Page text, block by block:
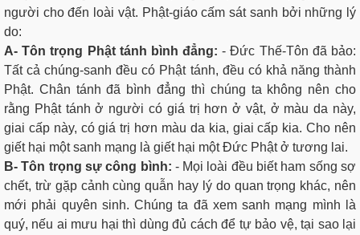
người cho đến loài vật. Phật-giáo cấm sát sanh bởi những lý
do:
A- Tôn trọng Phật tánh bình đẳng: - Ðức Thế-Tôn đã bảo:
Tất cả chúng-sanh đều có Phật tánh, đều có khả năng thành
Phật. Chân tánh đã bình đẳng thì chúng ta không nên cho
rằng Phật tánh ở người có giá trị hơn ở vật, ở màu da này,
giai cấp này, có giá trị hơn màu da kia, giai cấp kia. Cho nên
giết hại một sanh mạng là giết hại một Đức Phật ở tương lai.
B- Tôn trọng sự công bình: - Mọi loài đều biết ham sống sợ
chết, trừ gặp cảnh cùng quẫn hay lý do quan trọng khác, nên
mới phải quyên sinh. Chúng ta đã xem sanh mạng mình là
quý, nếu ai mưu hại thì dùng đủ cách để tự bảo vệ, tại sao lại